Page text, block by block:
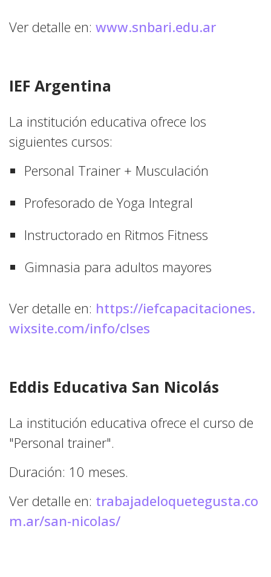
Ver detalle en: www.snbari.edu.ar
IEF Argentina
La institución educativa ofrece los
siguientes cursos:
Personal Trainer + Musculación
Profesorado de Yoga Integral
Instructorado en Ritmos Fitness
Gimnasia para adultos mayores
Ver detalle en: https://iefcapacitaciones.
wixsite.com/info/clses
Eddis Educativa San Nicolás
La institución educativa ofrece el curso de
"Personal trainer".
Duración: 10 meses.
Ver detalle en: trabajadeloquetegusta.co
m.ar/san-nicolas/